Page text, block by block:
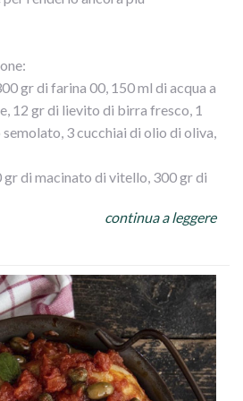
gr di farina 00, 150 ml di acqua a
12 gr di lievito di birra fresco, 1
3 cucchiai di olio di oliva,
di macinato di vitello, 300 gr di
di pan grattato, 70 gr di
nell` acqua insieme allo zucchero.
della planetaria la farina,
continua a leggere